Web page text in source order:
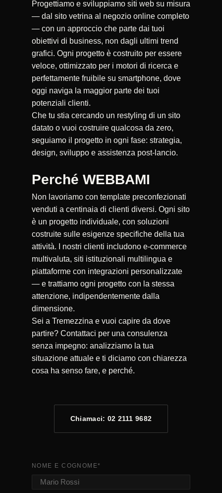
Progettiamo e sviluppiamo siti web su misura
— dal sito vetrina al negozio online completo
— con un approccio che parte dai tuoi
obiettivi di business, non dagli ultimi trend
grafici. Ogni progetto è costruito per essere
veloce, ottimizzato per i motori di ricerca e
perfettamente fruibile su smartphone, dove
oggi naviga la maggior parte dei tuoi
potenziali clienti.
Che tu stia cercando un restyling di un sito
datato o vuoi costruire qualcosa da zero,
seguiamo il progetto in ogni fase: strategia,
design, sviluppo e assistenza post-lancio.
Perché WEBBAMI
Non lavoriamo con template preconfezionati
venduti a centinaia di clienti diversi. Ogni sito
è un progetto individuale, con soluzioni
costruite sulle esigenze specifiche della tua
attività. I nostri clienti includono e-commerce
multivaluta, siti istituzionali multilingua e
piattaforme con integrazioni personalizzate
— e trattiamo ogni progetto con la stessa
attenzione, indipendentemente dalla
dimensione.
Sei a Tremezzina e vuoi capire da dove
partire? Contattaci per una consulenza
senza impegno: analizziamo la tua
situazione attuale e ti diciamo con chiarezza
cosa ha senso fare, e perché.
Chiamaci: 02 2111 9682
NOME E COGNOME*